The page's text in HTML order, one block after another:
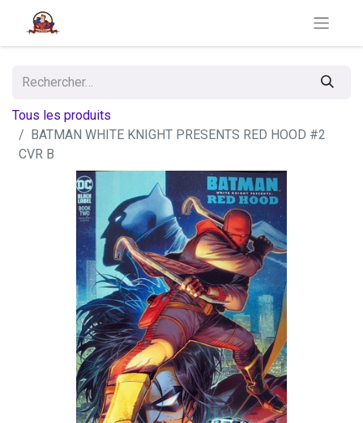
Tous les produits
BATMAN WHITE KNIGHT PRESENTS RED HOOD #2
CVR B